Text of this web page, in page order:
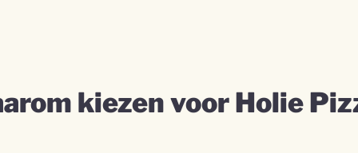
kiezen voor Holie